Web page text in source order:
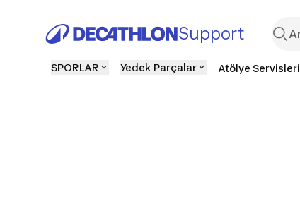
Support
SPORLAR Yedek Parçalar Atölye Servisleri